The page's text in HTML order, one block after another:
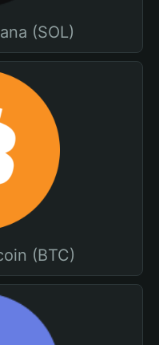
(SOL)
(BTC)